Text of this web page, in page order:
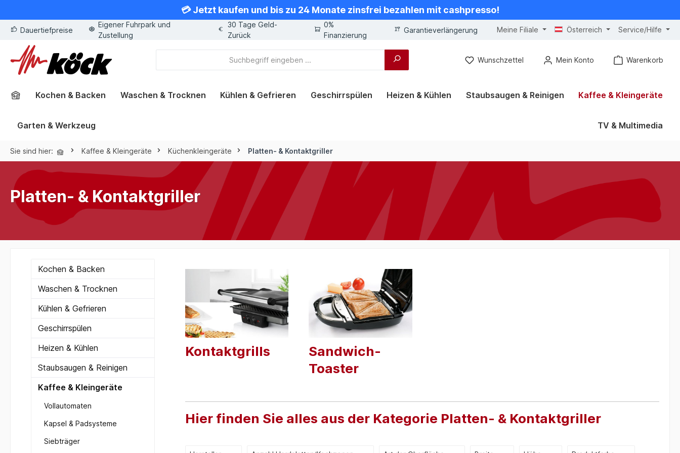
💳 Jetzt kaufen und bis zu 24 Monate zinsfrei bezahlen mit cashpresso!
Dauertiefpreise
Eigener Fuhrpark und
Zustellung
30 Tage Geld-
Zurück
0%
Finanzierung
Garantieverlängerung Meine Filiale Österreich Service/Hilfe
Wunschzettel Mein Konto Warenkorb
Kochen & Backen Waschen & Trocknen Kühlen & Gefrieren Geschirrspülen Heizen & Kühlen Staubsaugen & Reinigen Kaffee & Kleingeräte
Garten & Werkzeug TV & Multimedia
Sie sind hier: Kaffee & Kleingeräte Küchenkleingeräte Platten- & Kontaktgriller
Platten- & Kontaktgriller
Kochen & Backen
Waschen & Trocknen
Kühlen & Gefrieren
Geschirrspülen
Heizen & Kühlen
Staubsaugen & Reinigen
Kaffee & Kleingeräte
Vollautomaten
Kapsel & Padsysteme
Siebträger
Kontaktgrills
Sandwich-
Toaster
Hier finden Sie alles aus der Kategorie Platten- & Kontaktgriller